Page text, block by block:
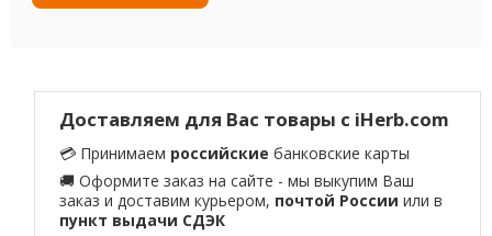
Доставляем для Вас товары с iHerb.com
💳 Принимаем российские банковские карты
🚚 Оформите заказ на сайте - мы выкупим Ваш
заказ и доставим курьером, почтой России или в
пункт выдачи СДЭК